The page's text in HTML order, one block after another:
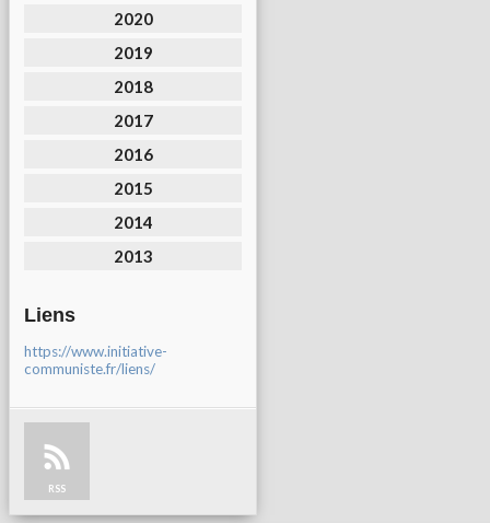
2020
2019
2018
2017
2016
2015
2014
2013
Liens
https://www.initiative-
communiste.fr/liens/
RSS